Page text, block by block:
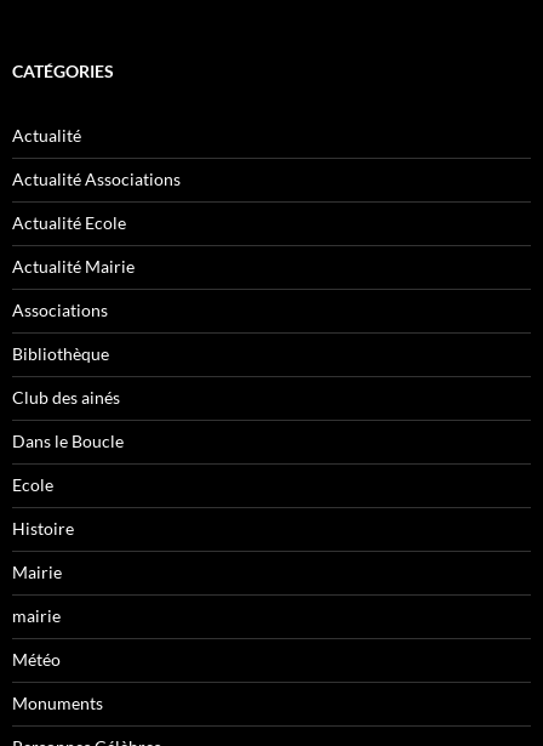
CATÉGORIES
Actualité
Actualité Associations
Actualité Ecole
Actualité Mairie
Associations
Bibliothèque
Club des ainés
Dans le Boucle
Ecole
Histoire
Mairie
mairie
Météo
Monuments